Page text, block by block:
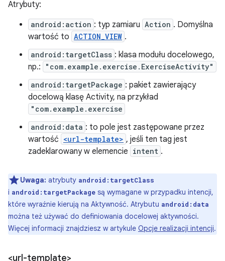
Atrybuty:
android:action : typ zamiaru Action . Domyślna
wartość to ACTION_VIEW .
android:targetClass : klasa modułu docelowego,
np.:
"com.example.exercise.ExerciseActivity"
android:targetPackage : pakiet zawierający
docelową klasę Activity, na przykład
"com.example.exercise
android:data : to pole jest zastępowane przez
wartość <url-template> , jeśli ten tag jest
zadeklarowany w elemencie intent .
Uwaga: atrybuty android:targetClass
i android:targetPackage są wymagane w przypadku intencji,
które wyraźnie kierują na Aktywność. Atrybutu android:data
można też używać do definiowania docelowej aktywności.
Więcej informacji znajdziesz w artykule Opcje realizacji intencji.
<url-template>